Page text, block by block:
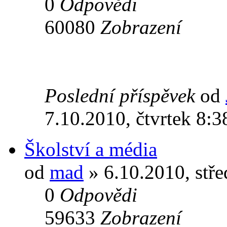
60080 Zobrazení
Poslední příspěvek od
7.10.2010, čtvrtek
Školství a média
od mad » 6.10.2010,
0 Odpovědi
59633 Zobrazení